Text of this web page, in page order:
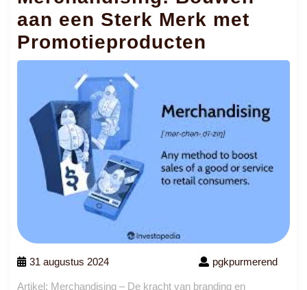
aan een Sterk Merk met
Promotieproducten
31 augustus 2024 pgkpurmerend
Artikel: Merchandising – De kracht van branding en